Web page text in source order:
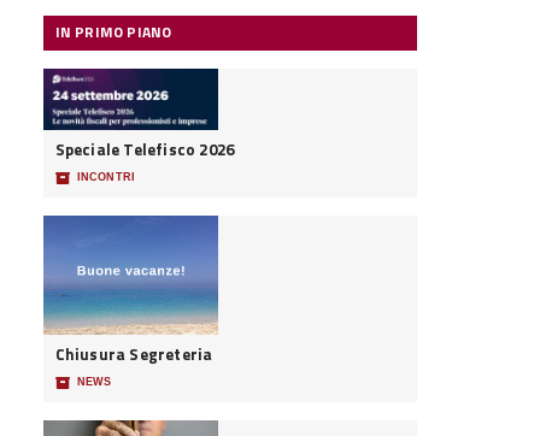
IN PRIMO PIANO
Speciale Telefisco 2026
📦 INCONTRI
Chiusura Segreteria
📦 NEWS